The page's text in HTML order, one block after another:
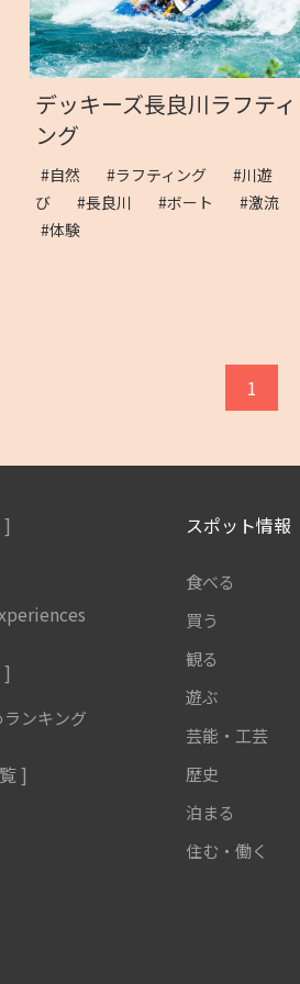
デッキーズ長良川ラフティ
ング
#自然 #ラフティング
#川遊
び
#長良川 #ボート
#激流
#体験
1
]
]
ンキング
]
スポット情報
食べる
買う
観る
遊ぶ
芸能・工芸
歴史
泊まる
住む・働く